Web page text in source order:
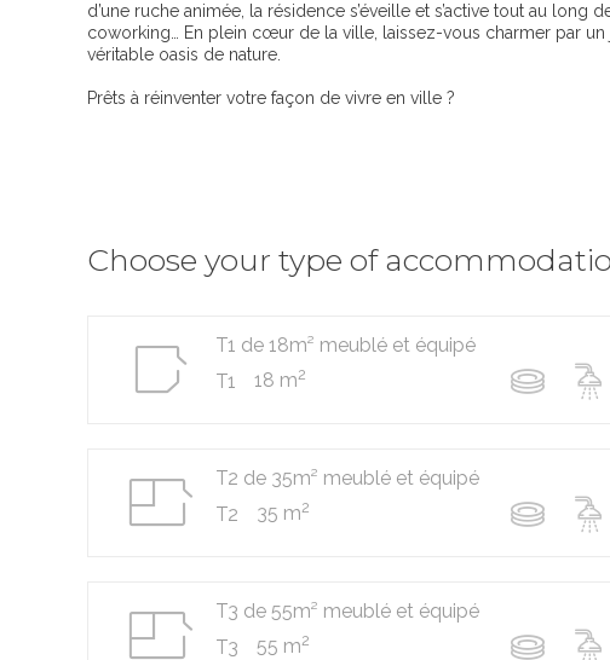
d’une ruche animée, la résidence s’éveille et s’active tout au long
coworking… En plein cœur de la ville, laissez-vous charmer par
véritable oasis de nature.
Prêts à réinventer votre façon de vivre en ville ?
Choose your type of
T1 de 18m² meublé et équipé
T1
18 m2
T2 de 35m² meublé et équipé
T2
35 m2
T3 de 55m² meublé et équipé
T3
55 m2